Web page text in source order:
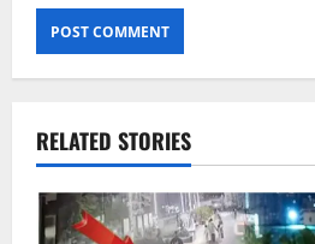
RELATED STORIES